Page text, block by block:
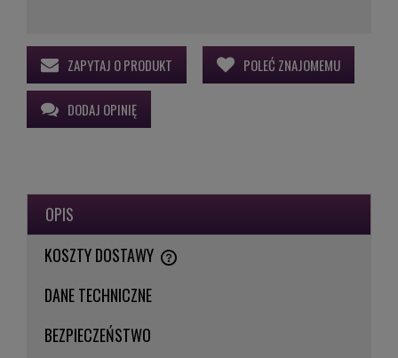
ZAPYTAJ O PRODUKT POLEĆ ZNAJOMEMU
DODAJ OPINIĘ
OPIS
KOSZTY DOSTAWY
CENA NIE ZAWIERA EWENTUALNYCH KOSZTÓW PŁATNOŚCI
DANE TECHNICZNE
BEZPIECZEŃSTWO